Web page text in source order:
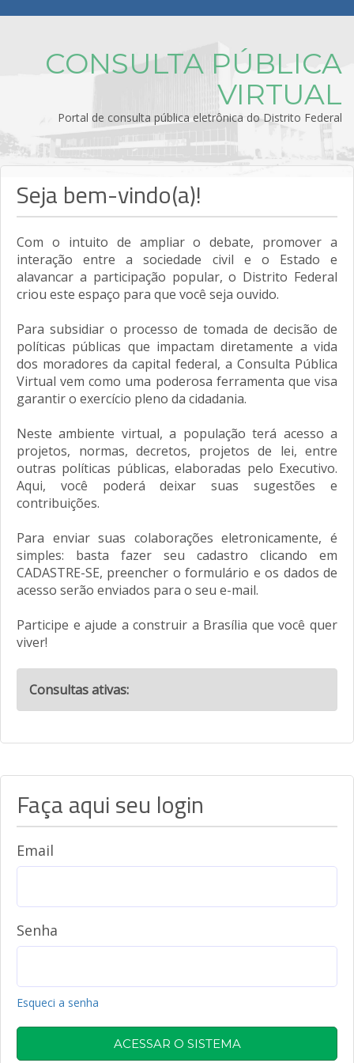
CONSULTA PÚBLICA
VIRTUAL
Portal de consulta pública eletrônica do Distrito Federal
Seja bem-vindo(a)!
Com o intuito de ampliar o debate, promover a
interação entre a sociedade civil e o Estado e
alavancar a participação popular, o Distrito Federal
criou este espaço para que você seja ouvido.
Para subsidiar o processo de tomada de decisão de
políticas públicas que impactam diretamente a vida
dos moradores da capital federal, a Consulta Pública
Virtual vem como uma poderosa ferramenta que visa
garantir o exercício pleno da cidadania.
Neste ambiente virtual, a população terá acesso a
projetos, normas, decretos, projetos de lei, entre
outras políticas públicas, elaboradas pelo Executivo.
Aqui, você poderá deixar suas sugestões e
contribuições.
Para enviar suas colaborações eletronicamente, é
simples: basta fazer seu cadastro clicando em
CADASTRE-SE, preencher o formulário e os dados de
acesso serão enviados para o seu e-mail.
Participe e ajude a construir a Brasília que você quer
viver!
Consultas ativas:
Faça aqui seu login
Email
Senha
Esqueci a senha
ACESSAR O SISTEMA